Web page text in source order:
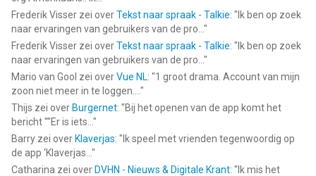
Frederik Visser zei overTekst naar spraak - Talkie: " Ik ben op zoek
naar ervaringen van gebruikers van de pro... "
Frederik Visser zei overTekst naar spraak - Talkie: " Ik ben op zoek
naar ervaringen van gebruikers van de pro... "
Mario van Gool zei overVue NL: "1 groot drama. Account van mijn
zoon niet meer in te loggen.... "
Thijs zei over Burgernet: "Bij het openen van de app komt het
bericht ""Er is iets... "
Barry zei over Klaverjas: " Ik speel met vrienden tegenwoordig op
de app ‘Klaverjas... "
Catharina zei over DVHN - Nieuws & Digitale Krant: " Ik mis het